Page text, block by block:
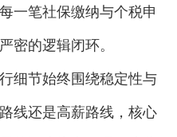
一笔社保缴纳与个税申
密的逻辑闭环。
节始终围绕稳定性与
线还是高薪路线，核心